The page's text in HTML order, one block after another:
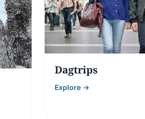
Dagtrips
Explore →